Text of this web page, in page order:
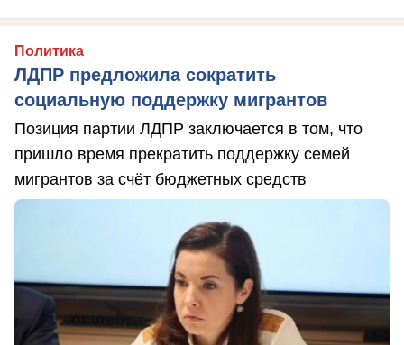
Политика
ЛДПР предложила сократить
социальную поддержку мигрантов
Позиция партии ЛДПР заключается в том, что
пришло время прекратить поддержку семей
мигрантов за счёт бюджетных средств